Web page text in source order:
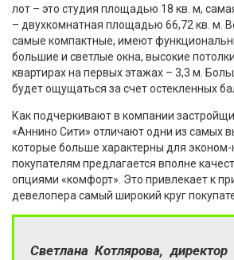
лот – это студия площадью 18 кв. м,
– двухкомнатная площадью 66,72 кв. м.
самые компактные, имеют
большие и светлые окна, высокие
квартирах на первых этажах – 3,3 м.
будет ощущаться за счет остекленных
Как подчеркивают в компании
«Аннино Сити» отличают одни из самых
которые больше характерны для эконом-
покупателям предлагается вполне
опциями «комфорт». Это привлекает к
девелопера самый широкий круг
Светлана Котлярова, директор